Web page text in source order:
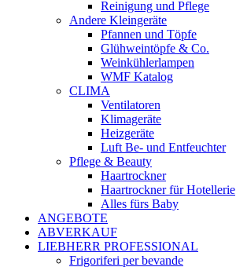
Reinigung und Pflege
Andere Kleingeräte
Pfannen und Töpfe
Glühweintöpfe & Co.
Weinkühlerlampen
WMF Katalog
CLIMA
Ventilatoren
Klimageräte
Heizgeräte
Luft Be- und Entfeuchter
Pflege & Beauty
Haartrockner
Haartrockner für Hotellerie
Alles fürs Baby
ANGEBOTE
ABVERKAUF
LIEBHERR PROFESSIONAL
Frigoriferi per bevande